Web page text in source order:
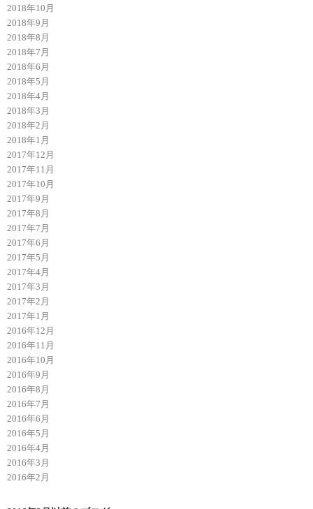
2018年10月
2018年9月
2018年8月
2018年7月
2018年6月
2018年5月
2018年4月
2018年3月
2018年2月
2018年1月
2017年12月
2017年11月
2017年10月
2017年9月
2017年8月
2017年7月
2017年6月
2017年5月
2017年4月
2017年3月
2017年2月
2017年1月
2016年12月
2016年11月
2016年10月
2016年9月
2016年8月
2016年7月
2016年6月
2016年5月
2016年4月
2016年3月
2016年2月